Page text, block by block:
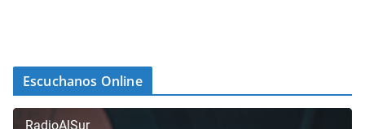
Escuchanos Online